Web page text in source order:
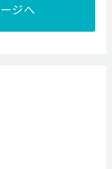
ジへ